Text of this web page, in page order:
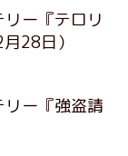
ー『テロリ
28日）
ー『強盗請